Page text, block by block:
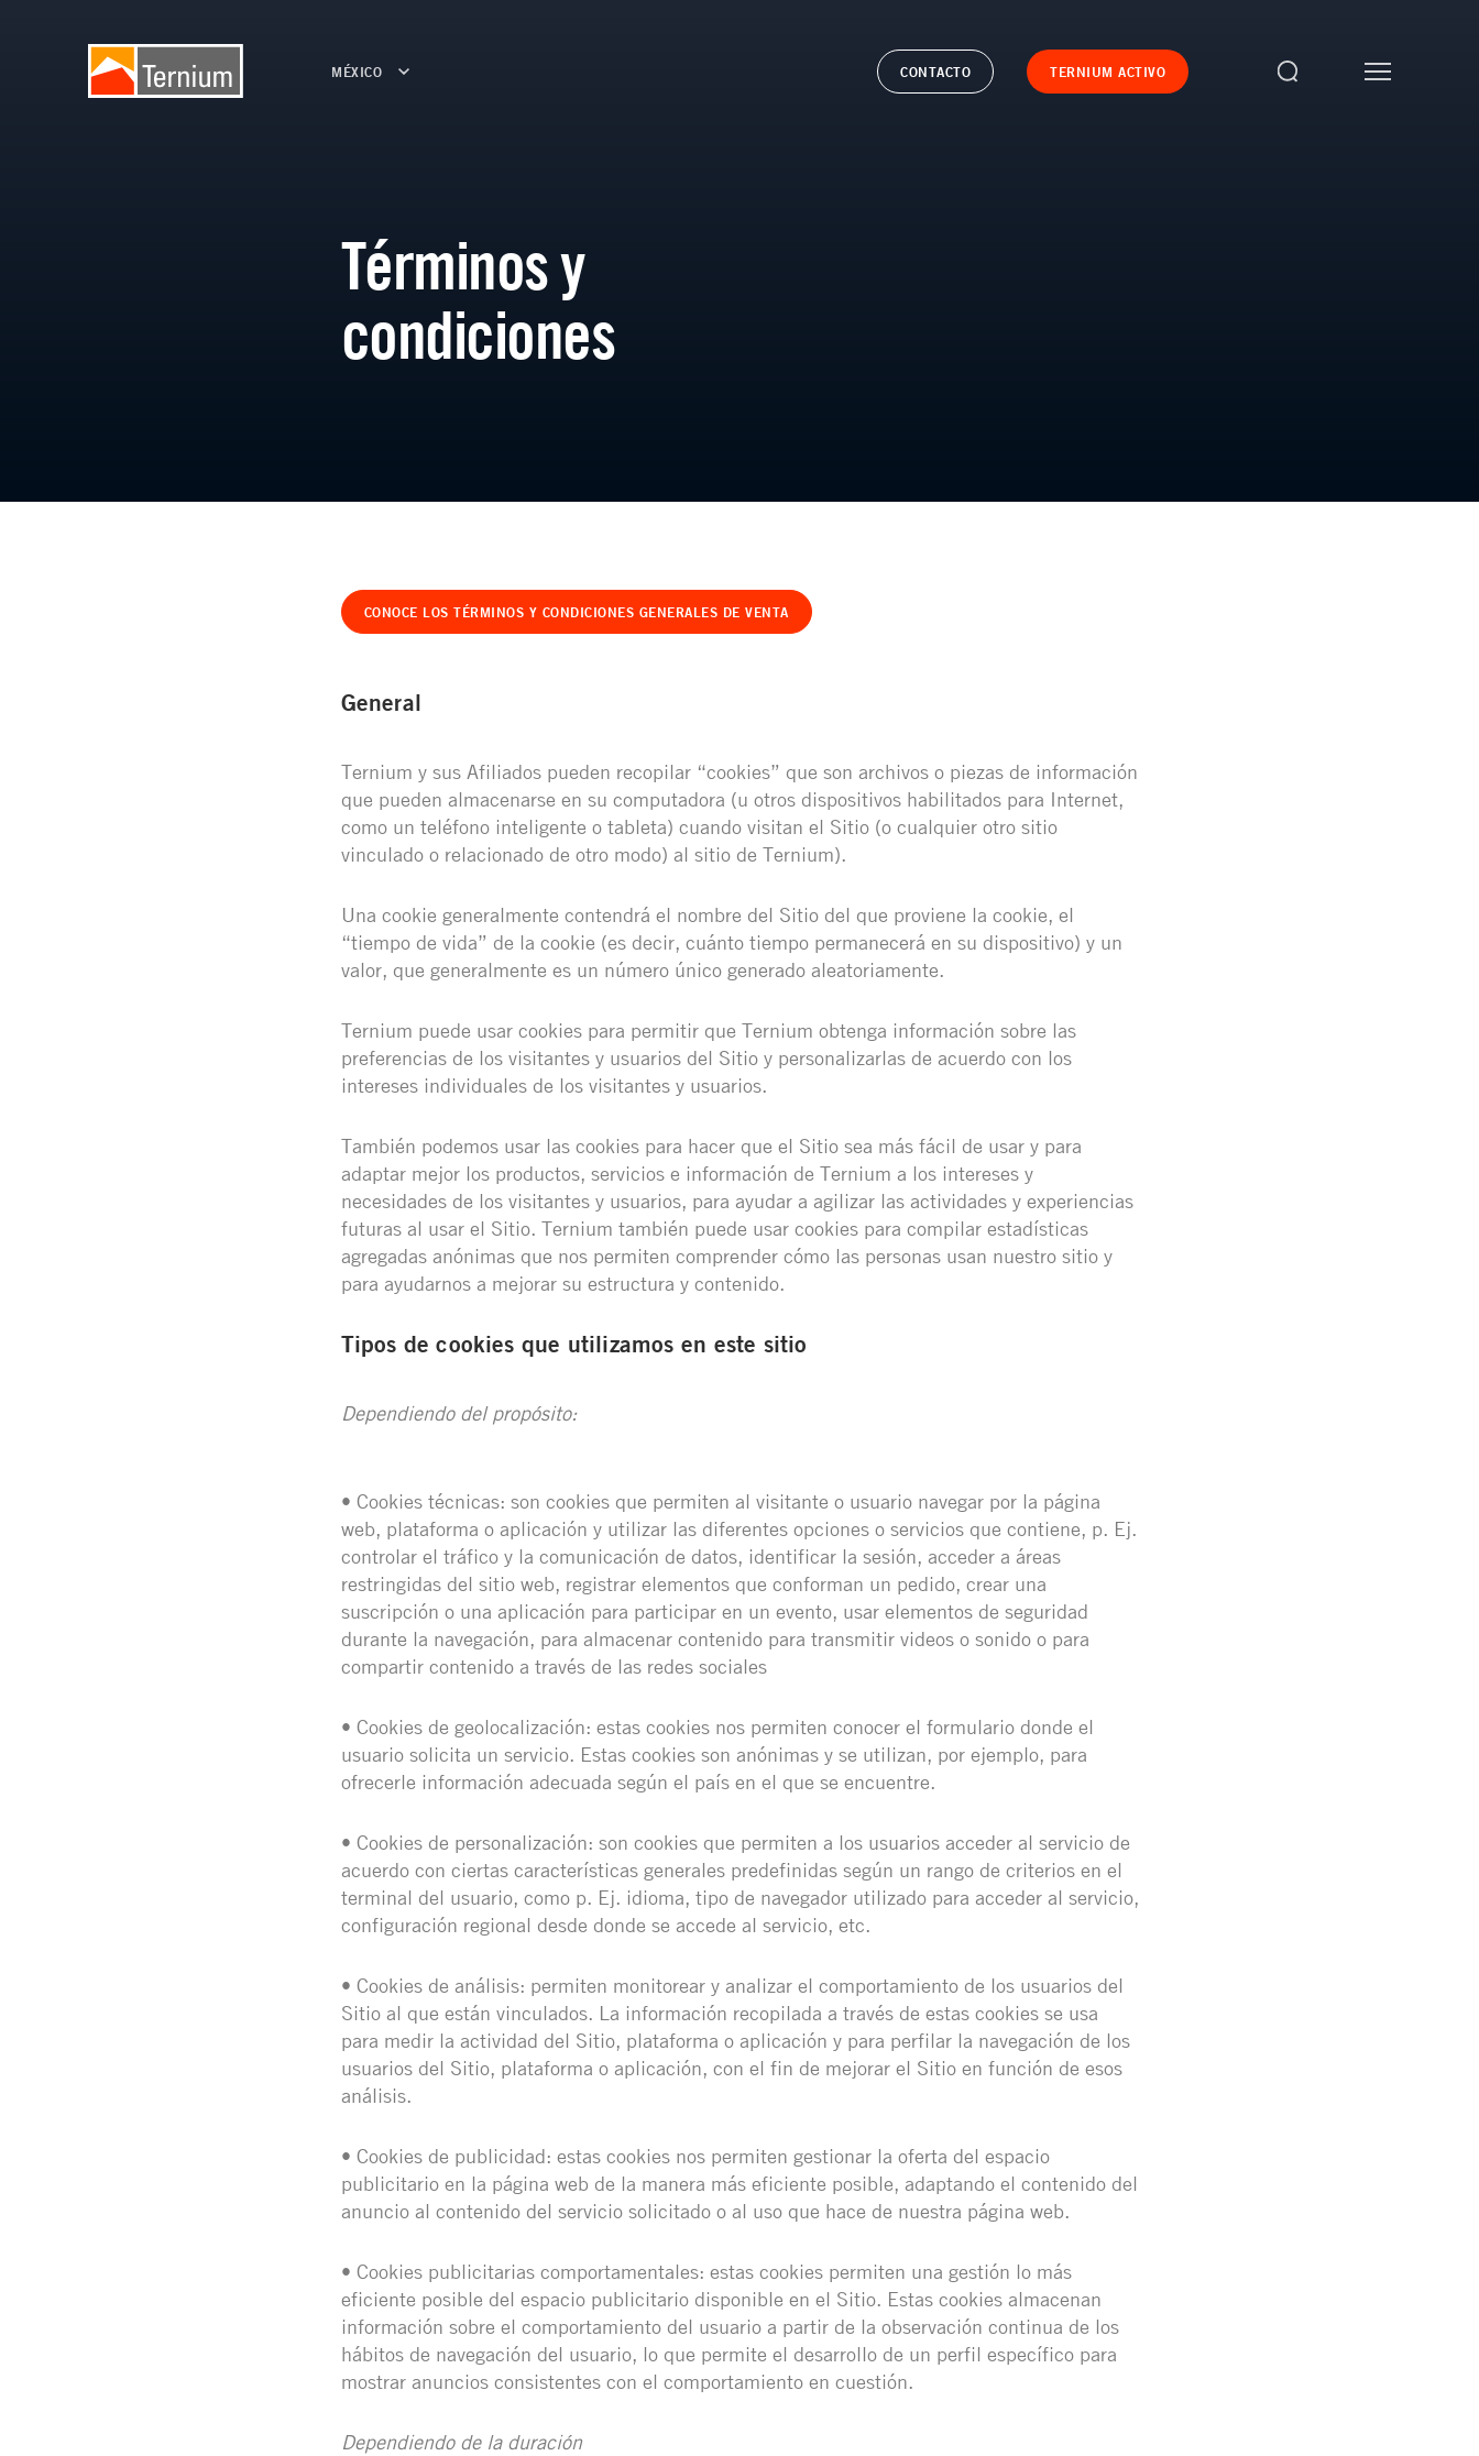
MÉXICO CONTACTO TERNIUM ACTIVO
Términos y
condiciones
CONOCE LOS TÉRMINOS Y CONDICIONES GENERALES DE VENTA
General
Ternium y sus Afiliados pueden recopilar “cookies” que son archivos o piezas de información
que pueden almacenarse en su computadora (u otros dispositivos habilitados para Internet,
como un teléfono inteligente o tableta) cuando visitan el Sitio (o cualquier otro sitio
vinculado o relacionado de otro modo) al sitio de Ternium).
Una cookie generalmente contendrá el nombre del Sitio del que proviene la cookie, el
“tiempo de vida” de la cookie (es decir, cuánto tiempo permanecerá en su dispositivo) y un
valor, que generalmente es un número único generado aleatoriamente.
Ternium puede usar cookies para permitir que Ternium obtenga información sobre las
preferencias de los visitantes y usuarios del Sitio y personalizarlas de acuerdo con los
intereses individuales de los visitantes y usuarios.
También podemos usar las cookies para hacer que el Sitio sea más fácil de usar y para
adaptar mejor los productos, servicios e información de Ternium a los intereses y
necesidades de los visitantes y usuarios, para ayudar a agilizar las actividades y experiencias
futuras al usar el Sitio. Ternium también puede usar cookies para compilar estadísticas
agregadas anónimas que nos permiten comprender cómo las personas usan nuestro sitio y
para ayudarnos a mejorar su estructura y contenido.
Tipos de cookies que utilizamos en este sitio
Dependiendo del propósito:
• Cookies técnicas: son cookies que permiten al visitante o usuario navegar por la página
web, plataforma o aplicación y utilizar las diferentes opciones o servicios que contiene, p. Ej.
controlar el tráfico y la comunicación de datos, identificar la sesión, acceder a áreas
restringidas del sitio web, registrar elementos que conforman un pedido, crear una
suscripción o una aplicación para participar en un evento, usar elementos de seguridad
durante la navegación, para almacenar contenido para transmitir videos o sonido o para
compartir contenido a través de las redes sociales
• Cookies de geolocalización: estas cookies nos permiten conocer el formulario donde el
usuario solicita un servicio. Estas cookies son anónimas y se utilizan, por ejemplo, para
ofrecerle información adecuada según el país en el que se encuentre.
• Cookies de personalización: son cookies que permiten a los usuarios acceder al servicio de
acuerdo con ciertas características generales predefinidas según un rango de criterios en el
terminal del usuario, como p. Ej. idioma, tipo de navegador utilizado para acceder al servicio,
configuración regional desde donde se accede al servicio, etc.
• Cookies de análisis: permiten monitorear y analizar el comportamiento de los usuarios del
Sitio al que están vinculados. La información recopilada a través de estas cookies se usa
para medir la actividad del Sitio, plataforma o aplicación y para perfilar la navegación de los
usuarios del Sitio, plataforma o aplicación, con el fin de mejorar el Sitio en función de esos
análisis.
• Cookies de publicidad: estas cookies nos permiten gestionar la oferta del espacio
publicitario en la página web de la manera más eficiente posible, adaptando el contenido del
anuncio al contenido del servicio solicitado o al uso que hace de nuestra página web.
• Cookies publicitarias comportamentales: estas cookies permiten una gestión lo más
eficiente posible del espacio publicitario disponible en el Sitio. Estas cookies almacenan
información sobre el comportamiento del usuario a partir de la observación continua de los
hábitos de navegación del usuario, lo que permite el desarrollo de un perfil específico para
mostrar anuncios consistentes con el comportamiento en cuestión.
Dependiendo de la duración